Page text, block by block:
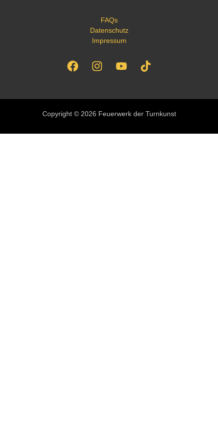
FAQs
Datenschutz
Impressum
Copyright © 2026 Feuerwerk der Turnkunst